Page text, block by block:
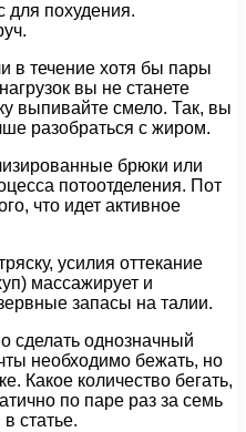
для похудения.
в течение хотя бы пары
вы не станете
выпивайте смело. Так, вы
разобраться с жиром.
брюки или
потоотделения. Пот
что идет активное
усилия оттекание
массажирует и
запасы на талии.
сделать однозначный
необходимо бежать, но
Какое количество бегать,
по паре раз за семь
статье.